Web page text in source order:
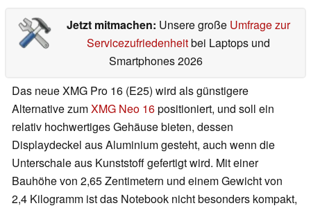
Jetzt mitmachen: Unsere große Umfrage zur
Servicezufriedenheitbei Laptops und
Smartphones 2026
Das neue XMG Pro 16 (E25) wird als günstigere
Alternative zumXMG Neo 16positioniert, und soll ein
relativ hochwertiges Gehäuse bieten, dessen
Displaydeckel aus Aluminium gesteht, auch wenn die
Unterschale aus Kunststoff gefertigt wird. Mit einer
Bauhöhe von 2,65 Zentimetern und einem Gewicht von
2,4 Kilogramm ist das Notebook nicht besonders kompakt,